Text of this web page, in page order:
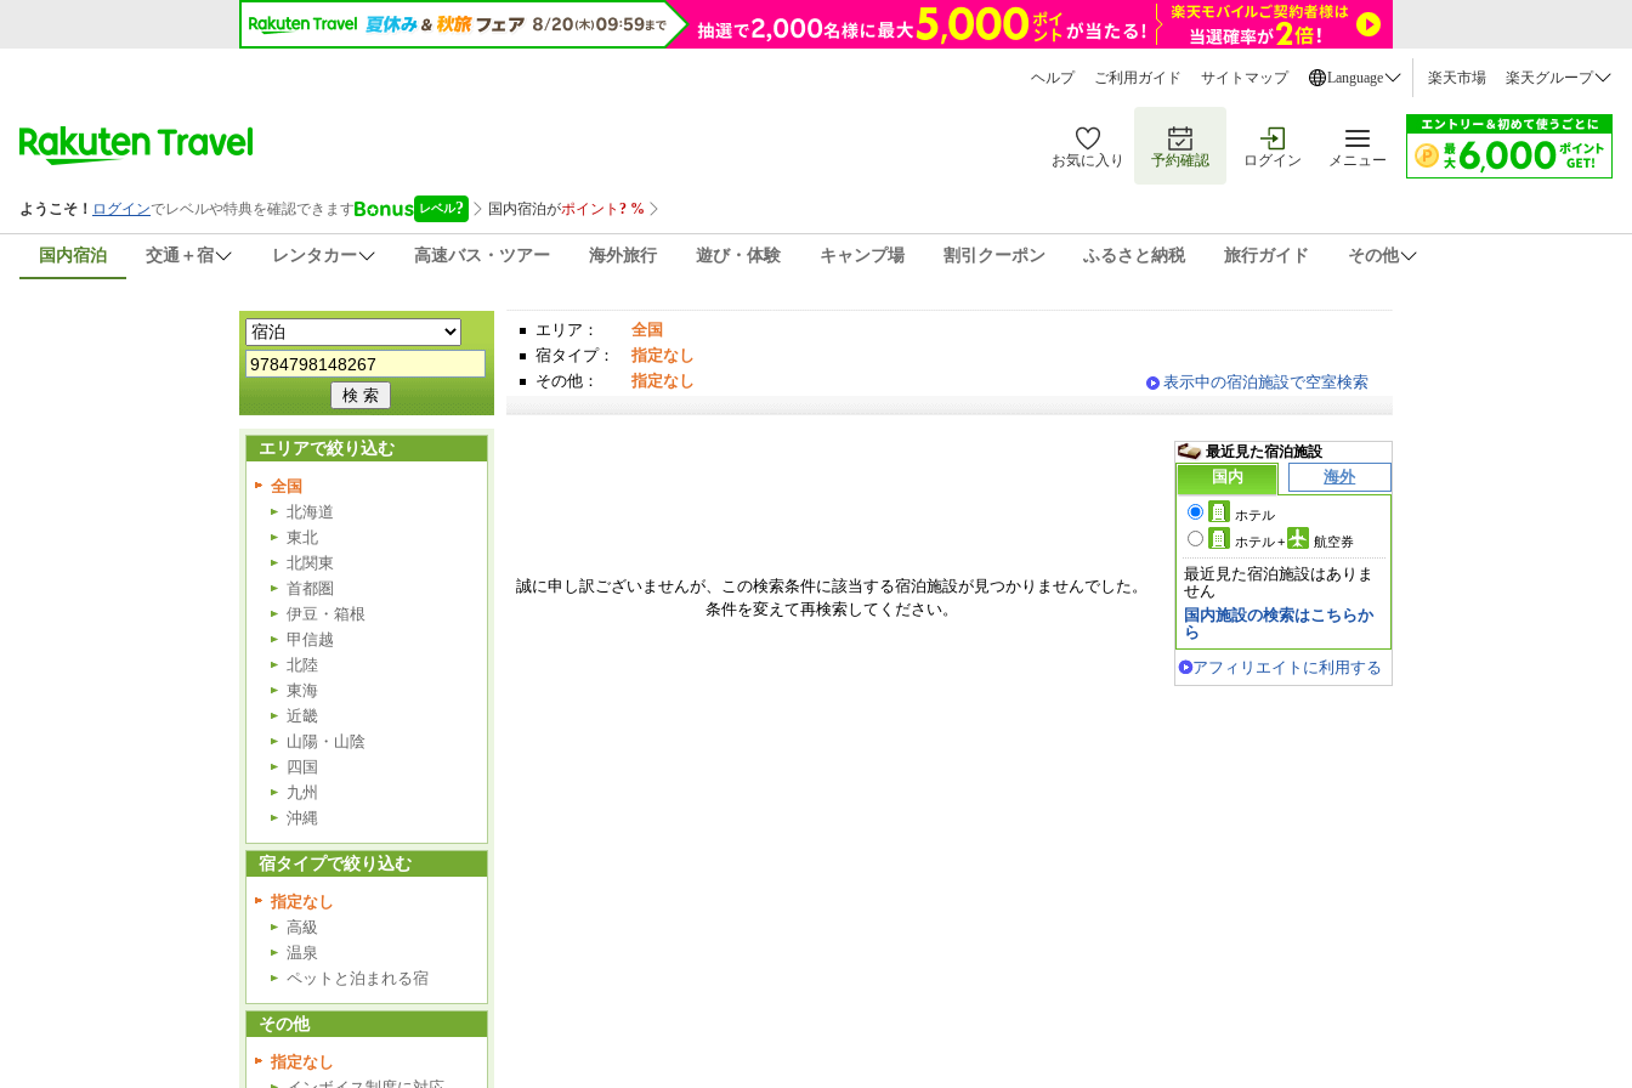
ヘルプ ご利用ガイド サイトマップ Language 楽天市場 楽天グループ
お気に入り 予約確認 ログイン メニュー
国内宿泊 交通＋宿 レンタカー 高速バス・ツアー 海外旅行 遊び・体験 キャンプ場 割引クーポン ふるさと納税 旅行ガイド その他
エリア：
全国
宿タイプ：
指定なし
その他：
指定なし 表示中の宿泊施設で空室検索
エリアで絞り込む
全国
北海道
東北
北関東
首都圏
伊豆・箱根
甲信越
北陸
東海
近畿
山陽・山陰
四国
九州
沖縄
宿タイプで絞り込む
指定なし
高級
温泉
ペットと泊まれる宿
その他
指定なし
誠に申し訳ございませんが、この検索条件に該当する宿泊施設が見つかりませんでした。
条件を変えて再検索してください。
最近見た宿泊施設
国内
海外
ホテル
ホテル+ 航空券
最近見た宿泊施設はありま
せん
国内施設の検索はこちらか
ら
アフィリエイトに利用する